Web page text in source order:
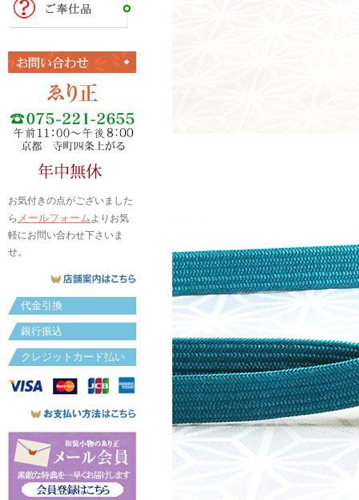
お気付きの点がございました
ら メールフォームよりお気
軽にお問い合わせ下さいま
せ。
代金引換
銀行振込
クレジットカード払い